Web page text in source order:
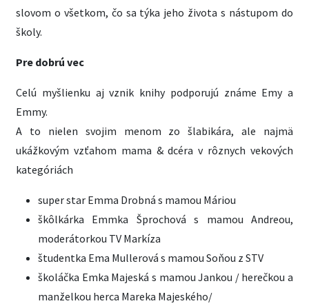
slovom o všetkom, čo sa týka jeho života s nástupom do
školy.
Pre dobrú vec
Celú myšlienku aj vznik knihy podporujú známe Emy a
Emmy.
A to nielen svojim menom zo šlabikára, ale najmä
ukážkovým vzťahom mama & dcéra v rôznych vekových
kategóriách
super star Emma Drobná s mamou Máriou
škôlkárka Emmka Šprochová s mamou Andreou,
moderátorkou TV Markíza
študentka Ema Mullerová s mamou Soňou z STV
školáčka Emka Majeská s mamou Jankou / herečkou a
manželkou herca Mareka Majeského/